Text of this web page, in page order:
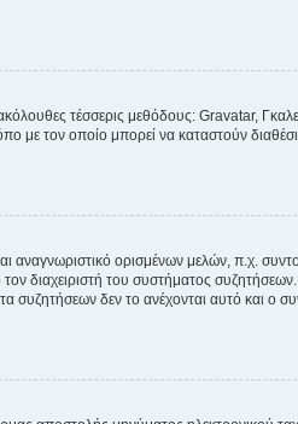
τέσσερις μεθόδους: Gravatar,
με τον οποίο μπορεί να καταστούν
ορισμένων μελών, π.χ.
διαχειριστή του συστήματος
δεν το ανέχονται αυτό και ο